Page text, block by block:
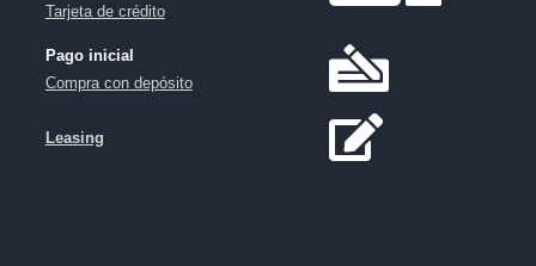
Tarjeta de crédito
Pago inicial
Compra con depósito
Leasing